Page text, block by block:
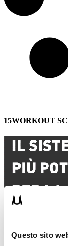
Questo sito
15WORKOUT